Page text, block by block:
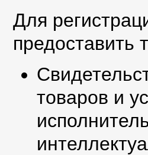
Для
предоставить
товаров и